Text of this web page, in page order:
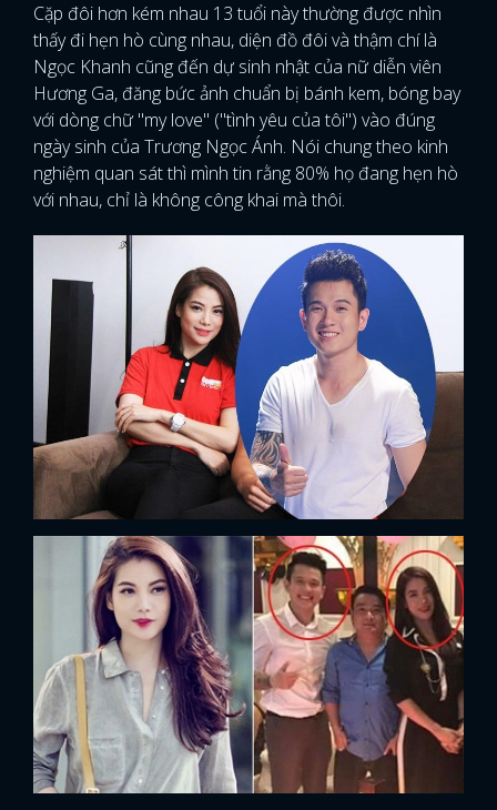
Cặp đôi hơn kém nhau 13 tuổi này thường được nhìn
thấy đi hẹn hò cùng nhau, diện đồ đôi và thậm chí là
Ngọc Khanh cũng đến dự sinh nhật của nữ diễn viên
Hương Ga, đăng bức ảnh chuẩn bị bánh kem, bóng bay
với dòng chữ "my love" ("tình yêu của tôi") vào đúng
ngày sinh của Trương Ngọc Ánh. Nói chung theo kinh
nghiệm quan sát thì mình tin rằng 80% họ đang hẹn hò
với nhau, chỉ là không công khai mà thôi.